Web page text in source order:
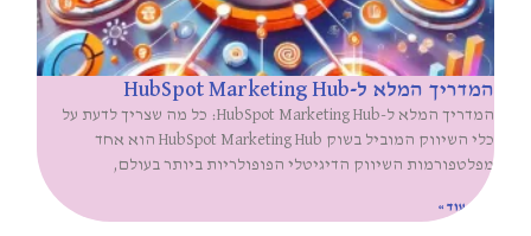
המדריך המלא ל-HubSpot Marketing Hub
המדריך המלא ל-HubSpot Marketing Hub: כל מה שצריך לדעת על
כלי השיווק המוביל בשוק HubSpot Marketing Hub הוא אחד
מפלטפורמות השיווק הדיגיטלי הפופולריות ביותר בעולם,
קרא עוד »